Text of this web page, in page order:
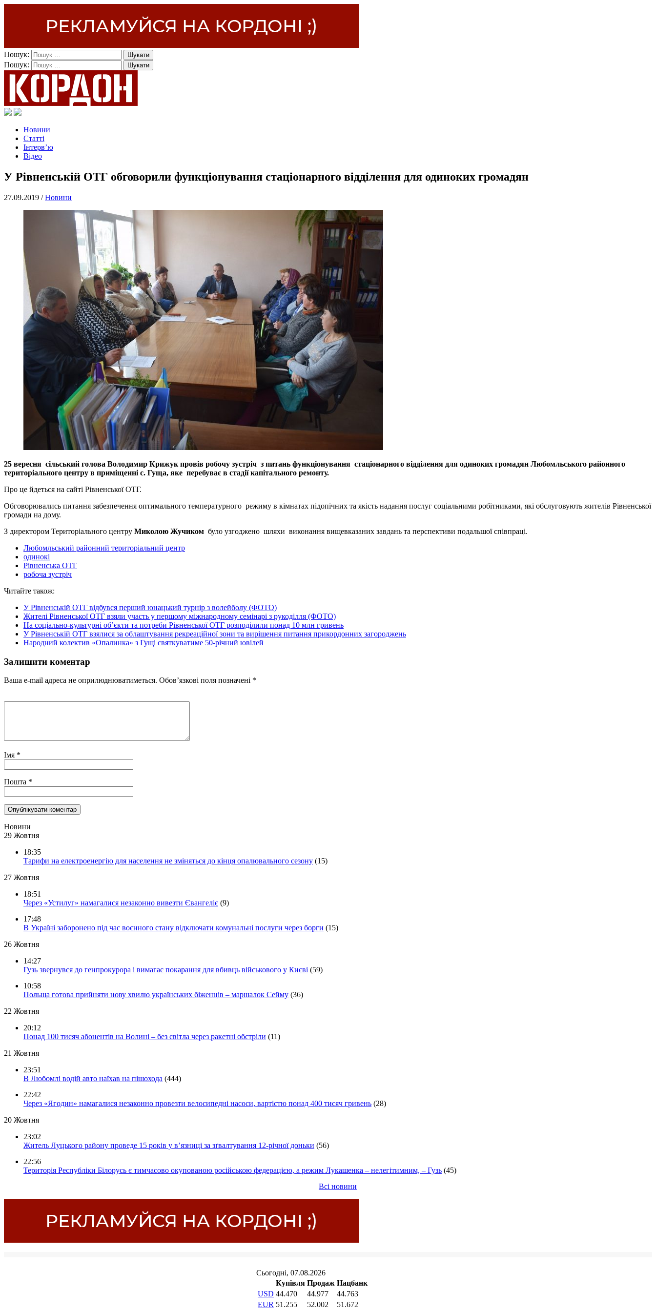
Пошук:
Пошук:
Новини
Статті
Інтерв’ю
Відео
У Рівненській ОТГ обговорили функціонування стаціонарного відділення для одиноких громадян
27.09.2019 /Новини
25 вересня сільський голова Володимир Крижук провів робочу зустріч з питань функціонування стаціонарного відділення для одиноких громадян Любомльського районного
територіального центру в приміщенні с. Гуща, яке перебуває в стадії капітального ремонту.
Про це йдеться на сайті Рівненської ОТГ.
Обговорювались питання забезпечення оптимального температурного режиму в кімнатах підопічних та якість надання послуг соціальними робітниками, які обслуговують жителів Рівненської
громади на дому.
З директором Територіального центру Миколою Жучиком було узгоджено шляхи виконання вищевказаних завдань та перспективи подальшої співпраці.
Любомльський районний територіальний центр
одинокі
Рівненська ОТГ
робоча зустріч
Читайте також:
У Рівненській ОТГ відбувся перший юнацький турнір з волейболу (ФОТО)
Жителі Рівненської ОТГ взяли участь у першому міжнародному семінарі з рукоділля (ФОТО)
На соціально-культурні об’єкти та потреби Рівненської ОТГ розподілили понад 10 млн гривень
У Рівненській ОТГ взялися за облаштування рекреаційної зони та вирішення питання прикордонних загороджень
Народний колектив «Опалинка» з Гущі святкуватиме 50-річний ювілей
Залишити коментар
Ваша e-mail адреса не оприлюднюватиметься. Обов’язкові поля позначені *
Імя *
Пошта *
Новини
29 Жовтня
18:35
Тарифи на електроенергію для населення не зміняться до кінця опалювального сезону (15)
27 Жовтня
18:51
Через «Устилуг» намагалися незаконно вивезти Євангеліє (9)
17:48
В Україні заборонено під час воєнного стану відключати комунальні послуги через борги (15)
26 Жовтня
14:27
Гузь звернувся до генпрокурора і вимагає покарання для вбивць військового у Києві (59)
10:58
Польща готова прийняти нову хвилю українських біженців – маршалок Сейму (36)
22 Жовтня
20:12
Понад 100 тисяч абонентів на Волині – без світла через ракетні обстріли (11)
21 Жовтня
23:51
В Любомлі водій авто наїхав на пішохода (444)
22:42
Через «Ягодин» намагалися незаконно провезти велосипедні насоси, вартістю понад 400 тисяч гривень (28)
20 Жовтня
23:02
Житель Луцького району проведе 15 років у в’язниці за зґвалтування 12-річної доньки (56)
22:56
Територія Республіки Білорусь є тимчасово окупованою російською федерацією, а режим Лукашенка – нелегітимним, – Гузь (45)
Всі новини